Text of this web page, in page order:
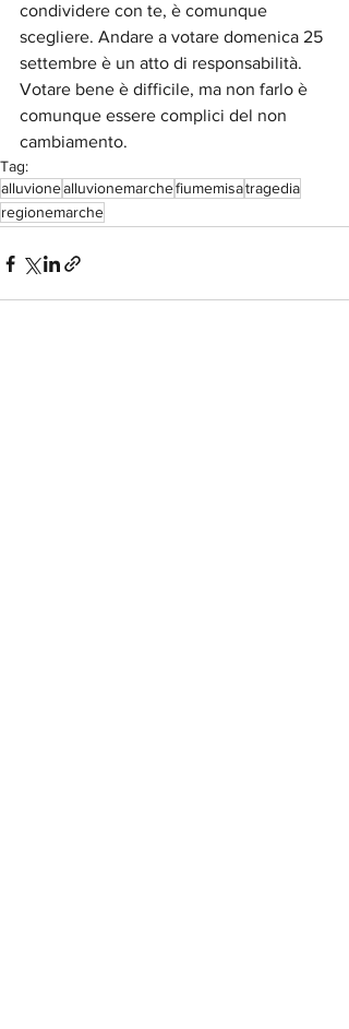
condividere con te, è comunque
scegliere. Andare a votare domenica 25
settembre è un atto di responsabilità.
Votare bene è difficile, ma non farlo è
comunque essere complici del non
cambiamento.
Tag:
alluvionealluvionemarchefiumemisatragedia
regionemarche